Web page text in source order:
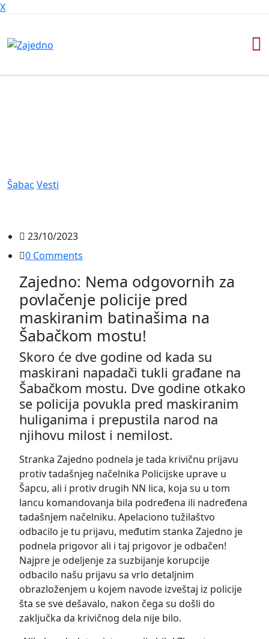
X
Šabac Vesti
23/10/2023
0 Comments
Zajedno: Nema odgovornih za
povlačenje policije pred
maskiranim batinašima na
Šabačkom mostu!
Skoro će dve godine od kada su
maskirani napadači tukli građane na
Šabačkom mostu. Dve godine otkako
se policija povukla pred maskiranim
huliganima i prepustila narod na
njihovu milost i nemilost.
Stranka Zajedno podnela je tada krivičnu prijavu
protiv tadašnjeg načelnika Policijske uprave u
Šapcu, ali i protiv drugih NN lica, koja su u tom
lancu komandovanja bila podređena ili nadređena
tadašnjem načelniku. Apelaciono tužilaštvo
odbacilo je tu prijavu, međutim stanka Zajedno je
podnela prigovor ali i taj prigovor je odbačen!
Najpre je odeljenje za suzbijanje korupcije
odbacilo našu prijavu sa vrlo detaljnim
obrazloženjem u kojem navode izveštaj iz policije
šta se sve dešavalo, nakon čega su došli do
zaključka da krivičnog dela nije bilo.